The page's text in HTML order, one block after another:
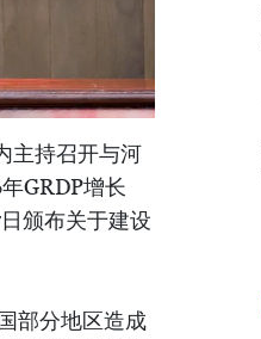
主持召开与河
GRDP增长
颁布关于建设
部分地区造成